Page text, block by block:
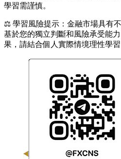
學習需謹慎。
⚖️ 學習風險提示：金融市場具有
基於您的獨立判斷和風險承受能
果，請結合個人實際情境理性學習